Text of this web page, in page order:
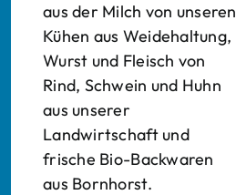
aus der Milch von unseren
Kühen aus Weidehaltung,
Wurst und Fleisch von
Rind, Schwein und Huhn
aus unserer
Landwirtschaft und
frische Bio-Backwaren
aus Bornhorst.